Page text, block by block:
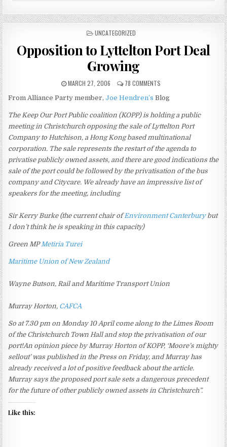
POSTED
UNCATEGORIZED
Opposition to Lyttelton Port Deal
Growing
MARCH 27, 2006 78 COMMENTS
From Alliance Party member,Joe Hendren’sBlog
The Keep Our Port Public coalition (KOPP) is holding a public
meeting in Christchurch opposing the sale of Lyttelton Port
Company to Hutchison, a Hong Kong based multinational
corporation. The sale represents the restart of the agenda to
privatise publicly owned assets, and there are good indications the
sale of the port could be followed by the privatisation of the bus
company and Citycare. We already have an impressive list of
speakers for the meeting, including
Sir Kerry Burke (the current chair ofEnvironment Canterburybut
I don’t think he is speaking in this capacity)
Green MP Metiria Turei
Maritime Union of New Zealand
Wayne Butson, Rail and Maritime Transport Union
Murray Horton, CAFCA
So at 7.30 pm on Monday 10 April come along to the Limes Room
of the Christchurch Town Hall and stop the privatisation of our
port!An opinion piece by Murray Horton of KOPP, ‘Moore’s mighty
sellout’ was published in the Press on Friday, and Murray has
already received a lot of positive feedback about the article.
Murray says the proposed port sale sets a dangerous precedent
for the future of other publicly owned assets in Christchurch”.
Like this: